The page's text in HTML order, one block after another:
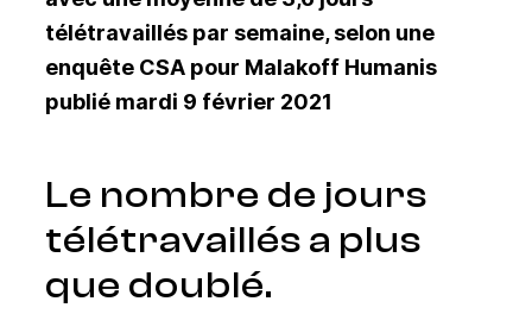
télétravaillés par semaine, selon une
enquête CSA pour Malakoff Humanis
publié mardi 9 février 2021
Le nombre de jours
télétravaillés a plus
que doublé.